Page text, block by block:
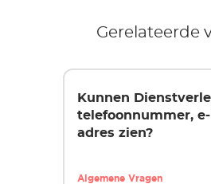
Gerelateerde
Kunnen
telefoonnummer,
adres zien?
Algemene Vragen